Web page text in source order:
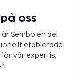
oss
Sembo en del
etablerade
vår expertis,